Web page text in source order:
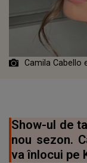
Camila Cabello
Show-ul de
nou sezon.
va înlocui pe